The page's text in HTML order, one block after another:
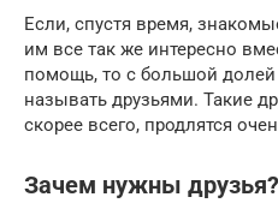
Если, спустя время,
им все так же интересно
помощь, то с большой
называть друзьями. Такие
скорее всего, продлятся
Зачем нужны друзья?